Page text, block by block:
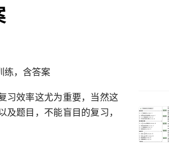
练，含答案
习效率这尤为重要，当然这
题目，不能盲目的复习，